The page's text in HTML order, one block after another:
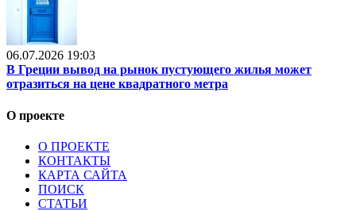
06.07.2026 19:03
В Греции вывод на рынок пустующего жилья может
отразиться на цене квадратного метра
О проекте
О ПРОЕКТЕ
КОНТАКТЫ
КАРТА САЙТА
ПОИСК
СТАТЬИ